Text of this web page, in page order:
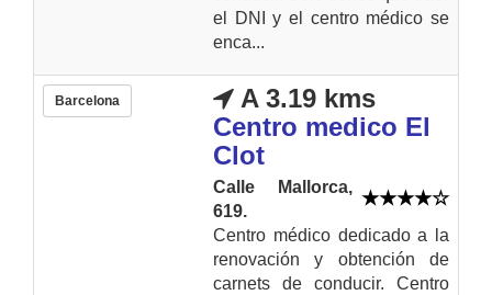
el DNI y el centro médico se
enca...
Barcelona
A 3.19 kms
Centro medico El
Clot
Calle Mallorca,
619.
Centro médico dedicado a la
renovación y obtención de
carnets de conducir. Centro